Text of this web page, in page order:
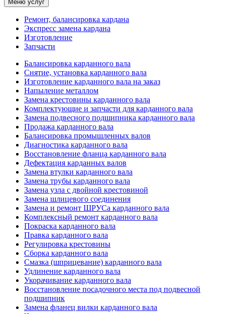
Меню услуг
Ремонт, балансировка кардана
Экспресс замена кардана
Изготовление
Запчасти
Балансировка карданного вала
Снятие, установка карданного вала
Изготовление карданного вала на заказ
Напыление металлом
Замена крестовины карданного вала
Комплектующие и запчасти для карданного вала
Замена подвесного подшипника карданного вала
Продажа карданного вала
Балансировка промышленных валов
Диагностика карданного вала
Восстановление фланца карданного вала
Дефектация карданных валов
Замена втулки карданного вала
Замена трубы карданного вала
Замена узла с двойной крестовиной
Замена шлицевого соединения
Замена и ремонт ШРУСа карданного вала
Комплексный ремонт карданного вала
Покраска карданного вала
Правка карданного вала
Регулировка крестовины
Сборка карданного вала
Смазка (шприцевание) карданного вала
Удлинение карданного вала
Укорачивание карданного вала
Восстановление посадочного места под подвесной
подшипник
Замена фланец вилки карданного вала